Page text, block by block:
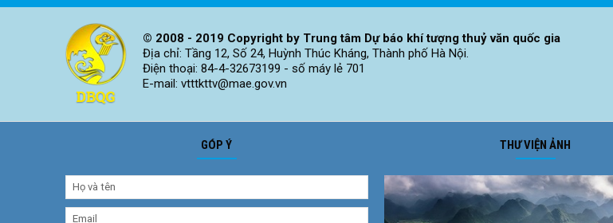
© 2008 - 2019 Copyright by Trung tâm Dự báo khí tượng thuỷ văn quốc gia
Địa chỉ: Tầng 12, Số 24, Huỳnh Thúc Kháng, Thành phố Hà Nội.
Điện thoại: 84-4-32673199 - số máy lẻ 701
E-mail: vtttkttv@mae.gov.vn
GÓP Ý THƯ VIỆN ẢNH